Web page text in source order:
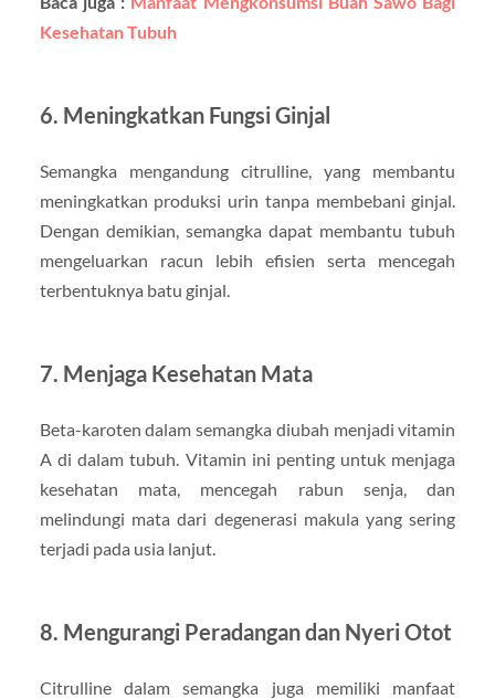
Kesehatan Tubuh
6. Meningkatkan Fungsi Ginjal
Semangka mengandung citrulline, yang membantu
meningkatkan produksi urin tanpa membebani ginjal.
Dengan demikian, semangka dapat membantu tubuh
mengeluarkan racun lebih efisien serta mencegah
terbentuknya batu ginjal.
7. Menjaga Kesehatan Mata
Beta-karoten dalam semangka diubah menjadi vitamin
A di dalam tubuh. Vitamin ini penting untuk menjaga
kesehatan mata, mencegah rabun senja, dan
melindungi mata dari degenerasi makula yang sering
terjadi pada usia lanjut.
8. Mengurangi Peradangan dan Nyeri Otot
Citrulline dalam semangka juga memiliki manfaat